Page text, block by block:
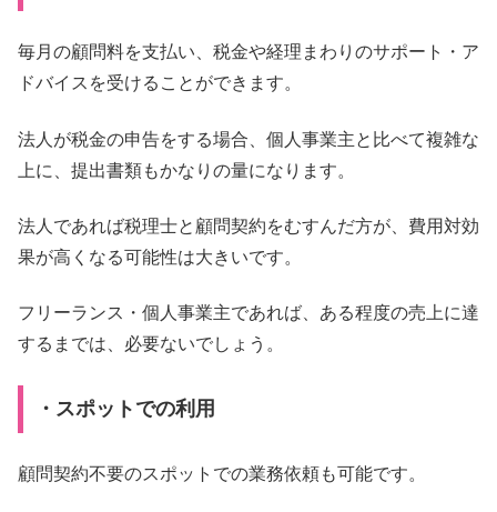
毎月の顧問料を支払い、税金や経理まわりのサポート・ア
ドバイスを受けることができます。
法人が税金の申告をする場合、個人事業主と比べて複雑な
上に、提出書類もかなりの量になります。
法人であれば税理士と顧問契約をむすんだ方が、費用対効
果が高くなる可能性は大きいです。
フリーランス・個人事業主であれば、ある程度の売上に達
するまでは、必要ないでしょう。
・スポットでの利用
顧問契約不要のスポットでの業務依頼も可能です。